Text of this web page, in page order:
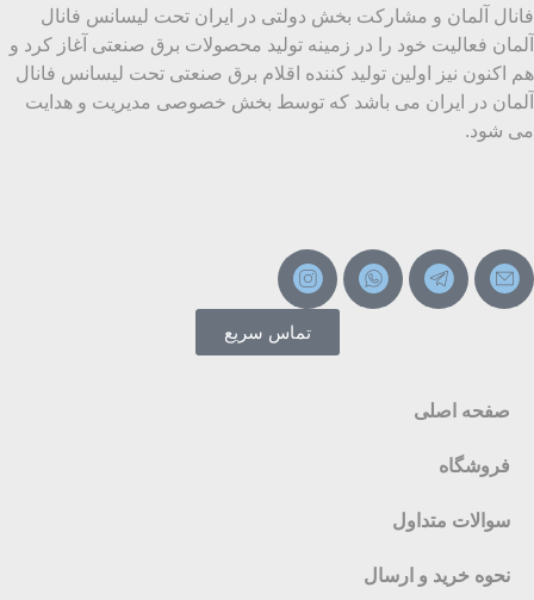
فانال آلمان و مشارکت بخش دولتی در ایران تحت لیسانس فانال
آلمان فعالیت خود را در زمینه تولید محصولات برق صنعتی آغاز کرد و
هم اکنون نیز اولین تولید کننده اقلام برق صنعتی تحت لیسانس فانال
آلمان در ایران می باشد که توسط بخش خصوصی مدیریت و هدایت
می شود.
تماس سریع
صفحه اصلی
فروشگاه
سوالات متداول
نحوه خرید و ارسال